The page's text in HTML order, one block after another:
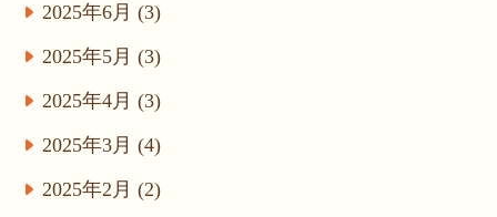
2025年6月 (3)
2025年5月 (3)
2025年4月 (3)
2025年3月 (4)
2025年2月 (2)